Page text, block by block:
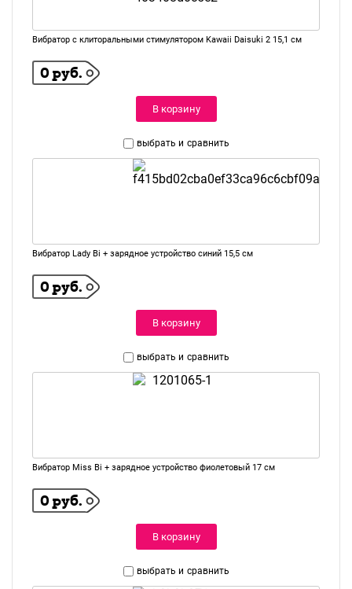
Вибратор с клиторальными стимулятором Kawaii Daisuki 2 15,1 см
0 руб.
В корзину
выбрать и сравнить
Вибратор Lady Bi + зарядное устройство синий 15,5 см
0 руб.
В корзину
выбрать и сравнить
Вибратор Miss Bi + зарядное устройство фиолетовый 17 см
0 руб.
В корзину
выбрать и сравнить